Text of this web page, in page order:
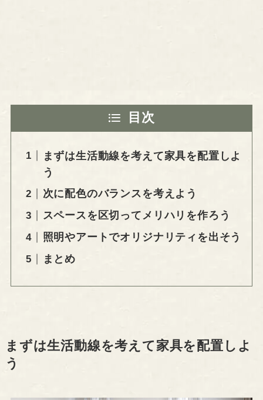
目次
まずは生活動線を考えて家具を配置しよ
う
次に配色のバランスを考えよう
スペースを区切ってメリハリを作ろう
照明やアートでオリジナリティを出そう
まとめ
まずは生活動線を考えて家具を配置しよ
う